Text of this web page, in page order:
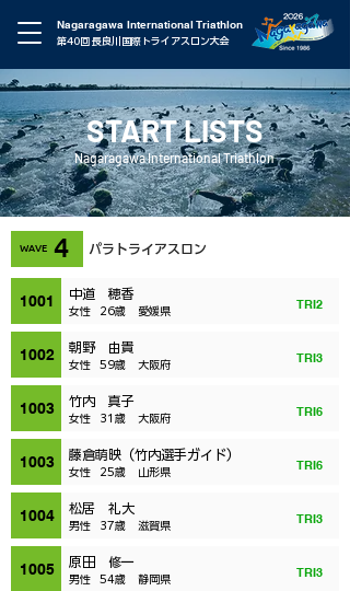
Nagaragawa International Triathlon
第40回 長良川国際トライアスロン大会
START LISTS
Nagaragawa International Triathlon
WAVE 4 パラトライアスロン
1001 TRI2
中道 穂香
女性 26歳 愛媛県
1002 TRI3
朝野 由貴
女性 59歳 大阪府
1003 TRI6
竹内 真子
女性 31歳 大阪府
1003 TRI6
藤倉萌映（竹内選手ガイド）
女性 25歳 山形県
1004 TRI3
松居 礼大
男性 37歳 滋賀県
1005 TRI3
原田 修一
男性 54歳 静岡県